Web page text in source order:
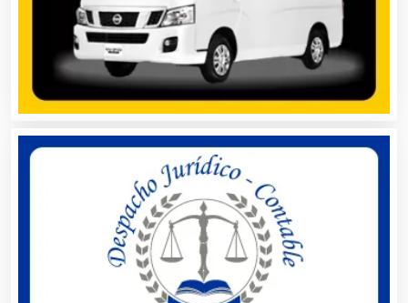
Artículos de Oficina
Artículos de Piel
Artículos Deportivos
Artículos Importados